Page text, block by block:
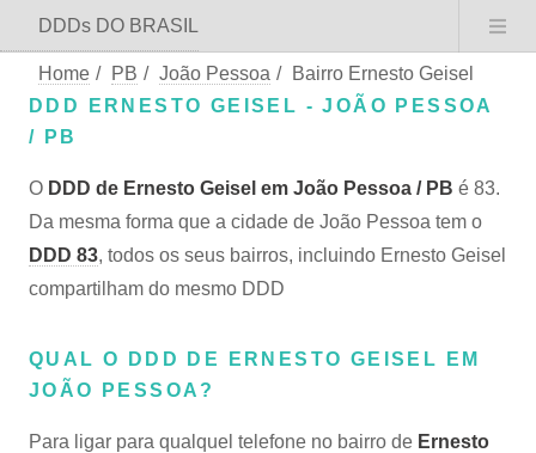
DDDs DO BRASIL
Home / PB / João Pessoa /
Bairro Ernesto Geisel
DDD ERNESTO GEISEL - JOÃO PESSOA
/ PB
O DDD de Ernesto Geisel em João Pessoa / PB é 83.
Da mesma forma que a cidade de João Pessoa tem o
DDD 83, todos os seus bairros, incluindo Ernesto Geisel
compartilham do mesmo DDD
QUAL O DDD DE ERNESTO GEISEL EM
JOÃO PESSOA?
Para ligar para qualquel telefone no bairro de Ernesto